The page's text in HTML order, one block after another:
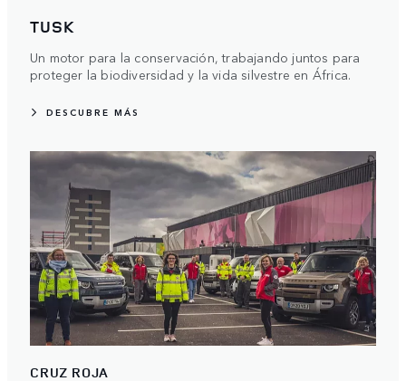
TUSK
Un motor para la conservación, trabajando juntos para
proteger la biodiversidad y la vida silvestre en África.
DESCUBRE MÁS
CRUZ ROJA